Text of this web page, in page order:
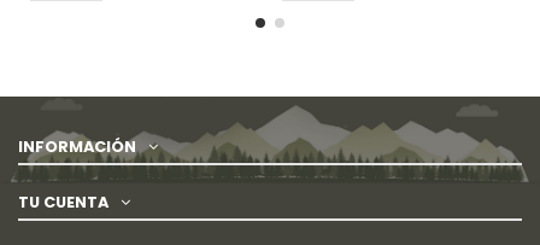
INFORMACIÓN
TU CUENTA